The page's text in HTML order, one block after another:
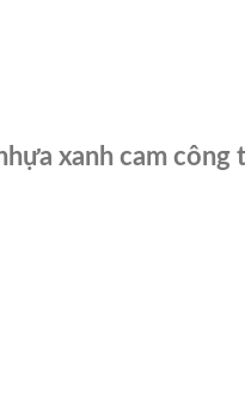
xanh cam công